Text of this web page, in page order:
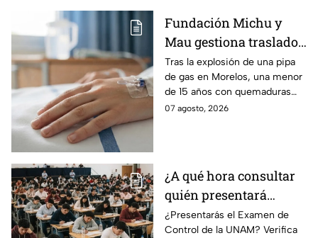
Fundación Michu y
Mau gestiona traslado
a Texas de adolescente
herida en explosión de
una pipa de gas en
Morelos
Tras la explosión de una pipa
de gas en Morelos, una menor
de 15 años con quemaduras
graves será trasladada a
07 agosto, 2026
¿A qué hora consultar
quién presentará
examen de control?
¿Presentarás el Examen de
Control de la UNAM? Verifica